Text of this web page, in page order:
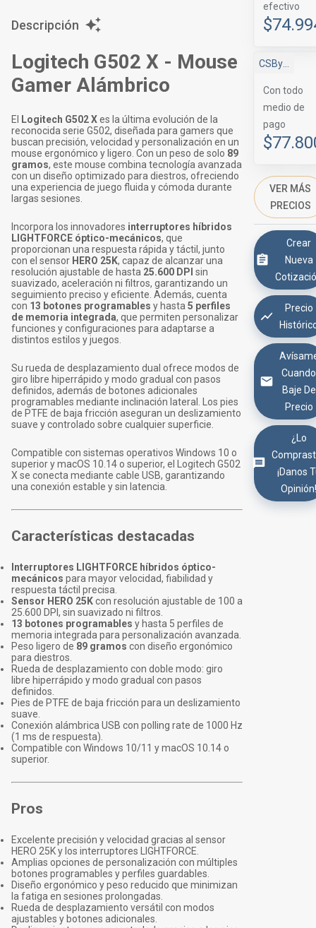
efectivo
Con todo
medio de
pago
VER MÁS
PRECIOS
Crear
Nueva
Precio
Cuando
Baje De
Precio
¿Lo
¡Danos
Descripción
Logitech G502 X - Mouse
Gamer Alámbrico
El Logitech G502 Xes la última evolución de la
reconocida serie G502, diseñada para gamers que
buscan precisión, velocidad y personalización en un
mouse ergonómico y ligero. Con un peso de solo 89
gramos, este mouse combina tecnología avanzada
con un diseño optimizado para diestros, ofreciendo
una experiencia de juego fluida y cómoda durante
largas sesiones.
Incorpora los innovadores interruptores híbridos
LIGHTFORCE óptico-mecánicos, que
proporcionan una respuesta rápida y táctil, junto
con el sensor HERO 25K, capaz de alcanzar una
resolución ajustable de hasta 25.600 DPI sin
suavizado, aceleración ni filtros, garantizando un
seguimiento preciso y eficiente. Además, cuenta
con 13 botones programables y hasta 5 perfiles
de memoria integrada, que permiten personalizar
funciones y configuraciones para adaptarse a
distintos estilos y juegos.
Su rueda de desplazamiento dual ofrece modos de
giro libre hiperrápido y modo gradual con pasos
definidos, además de botones adicionales
programables mediante inclinación lateral. Los pies
de PTFE de baja fricción aseguran un deslizamiento
suave y controlado sobre cualquier superficie.
Compatible con sistemas operativos Windows 10 o
superior y macOS 10.14 o superior, el Logitech G502
X se conecta mediante cable USB, garantizando
una conexión estable y sin latencia.
Características destacadas
Interruptores LIGHTFORCE híbridos óptico-
mecánicos para mayor velocidad, fiabilidad y
respuesta táctil precisa.
Sensor HERO 25Kcon resolución ajustable de 100 a
25.600 DPI, sin suavizado ni filtros.
13 botones programables y hasta 5 perfiles de
memoria integrada para personalización avanzada.
Peso ligero de 89 gramos con diseño ergonómico
para diestros.
Rueda de desplazamiento con doble modo: giro
libre hiperrápido y modo gradual con pasos
definidos.
Pies de PTFE de baja fricción para un deslizamiento
suave.
Conexión alámbrica USB con polling rate de 1000 Hz
(1 ms de respuesta).
Compatible con Windows 10/11 y macOS 10.14 o
superior.
Pros
Excelente precisión y velocidad gracias al sensor
HERO 25K y los interruptores LIGHTFORCE.
Amplias opciones de personalización con múltiples
botones programables y perfiles guardables.
Diseño ergonómico y peso reducido que minimizan
la fatiga en sesiones prolongadas.
Rueda de desplazamiento versátil con modos
ajustables y botones adicionales.